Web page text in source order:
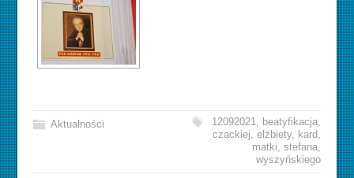
Aktualności 12092021, beatyfikacja,
czackiej, elżbiety, kard,
matki, stefana,
wyszyńskiego